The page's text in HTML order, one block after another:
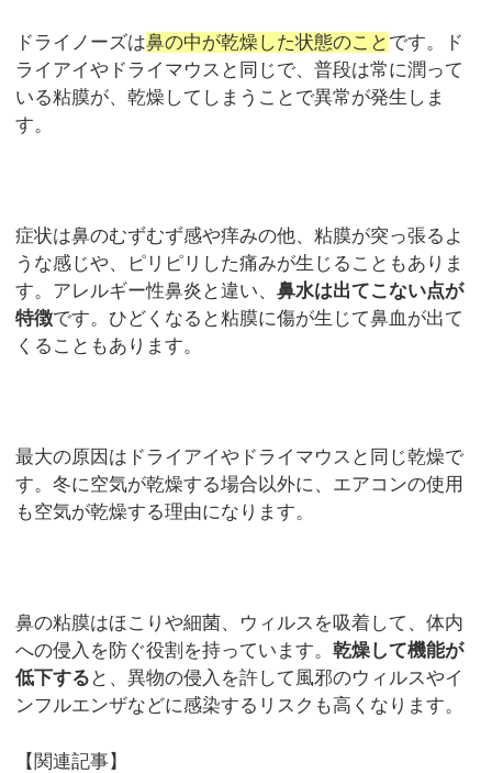
ドライノーズは鼻の中が乾燥した状態のこと です。ド
ライアイやドライマウスと同じで、普段は常に潤って
いる粘膜が、乾燥してしまうことで異常が発生しま
す。
症状は鼻のむずむず感や痒みの他、粘膜が突っ張るよ
うな感じや、ピリピリした痛みが生じることもありま
す。アレルギー性鼻炎と違い、鼻水は出てこない点が
特徴です。ひどくなると粘膜に傷が生じて鼻血が出て
くることもあります。
最大の原因はドライアイやドライマウスと同じ乾燥で
す。冬に空気が乾燥する場合以外に、エアコンの使用
も空気が乾燥する理由になります。
鼻の粘膜はほこりや細菌、ウィルスを吸着して、体内
への侵入を防ぐ役割を持っています。乾燥して機能が
低下する と、異物の侵入を許して風邪のウィルスやイ
ンフルエンザなどに感染するリスクも高くなります。
【関連記事】